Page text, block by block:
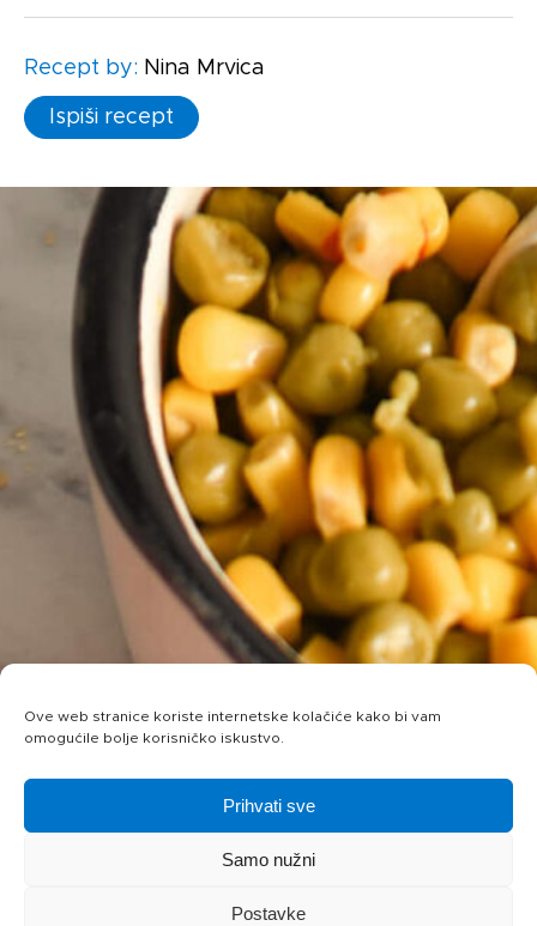
Ove web stranice koriste internetske kolačiće kako bi vam
omogućile bolje korisničko iskustvo.
Prihvati sve
Samo nužni
Postavke
Recept by: Nina Mrvica
Ispiši recept